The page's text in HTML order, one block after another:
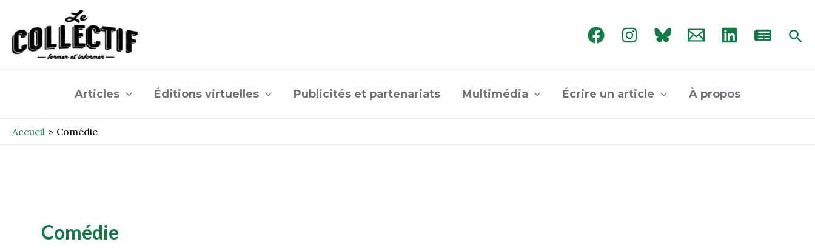
contenu
Articles Éditions virtuelles Publicités et partenariats Multimédia Écrire un article À propos
Accueil Comédie
Comédie
pagination